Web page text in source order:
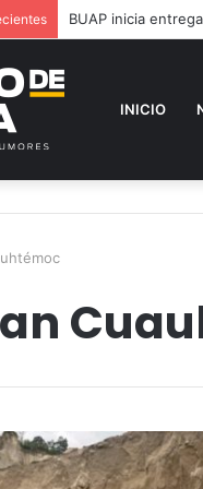
BUAP inicia
INICIO